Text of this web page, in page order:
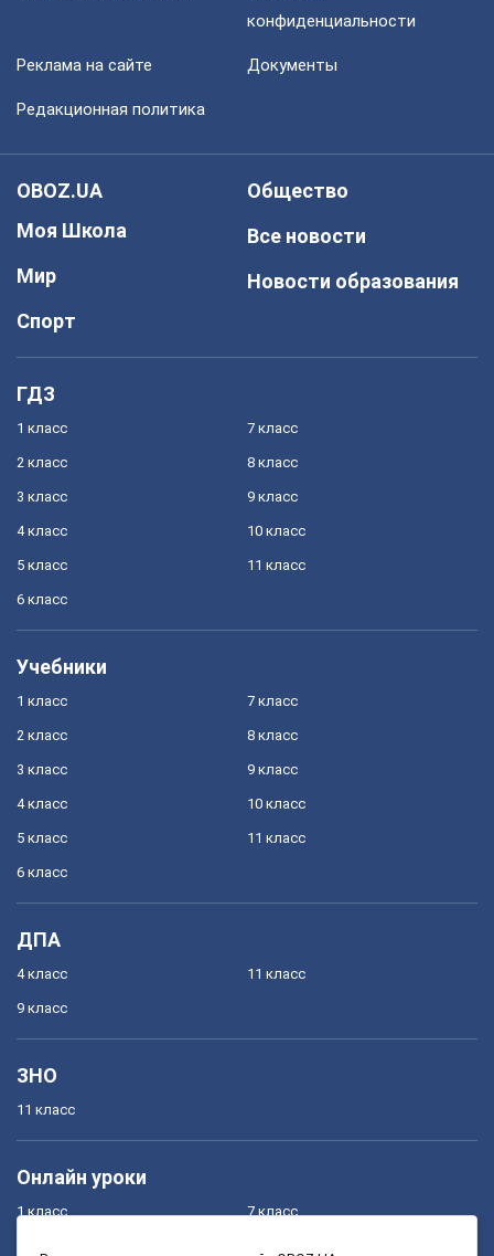
конфиденциальности
Реклама на сайте Документы
Редакционная политика
OBOZ.UA
Моя Школа
Мир
Спорт
Общество
Все новости
Новости образования
ГДЗ
1 класс
2 класс
3 класс
4 класс
5 класс
6 класс
7 класс
8 класс
9 класс
10 класс
11 класс
Учебники
1 класс
2 класс
3 класс
4 класс
5 класс
6 класс
7 класс
8 класс
9 класс
10 класс
11 класс
ДПА
4 класс
9 класс
11 класс
ЗНО
11 класс
Онлайн уроки
1 класс 7 класс